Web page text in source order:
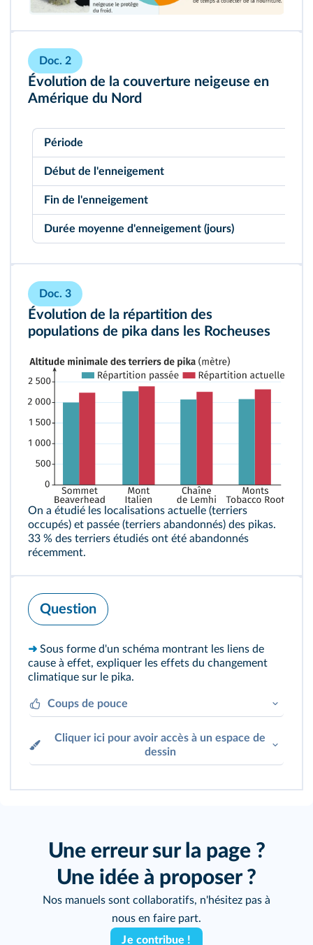
Doc. 2
Évolution de la couverture neigeuse en
Amérique du Nord
Période
Début de l'enneigement
Fin de l'enneigement
Durée moyenne d'enneigement (jours)
Doc. 3
Évolution de la répartition des
populations de pika dans les Rocheuses
On a étudié les localisations actuelle (terriers
occupés) et passée (terriers abandonnés) des pikas.
33 % des terriers étudiés ont été abandonnés
récemment.
Question
➜ Sous forme d'un schéma montrant les liens de
cause à effet, expliquer les effets du changement
climatique sur le pika.
Coups de pouce
À partir du document 3, identifier les deux
effets du réchauffement climatique sur les
populations de pika.
moment de son cycle de vie le pika est
température, et la survie à l'hiver des pikas.
Doc. 1 et 2 : faire le lien entre la
température, la récolte de nourriture et la
Cliquer ici pour avoir accès à un espace de
dessin
Une erreur sur la page ?
Une idée à proposer ?
Nos manuels sont collaboratifs, n'hésitez pas à
nous en faire part.
Je contribue !